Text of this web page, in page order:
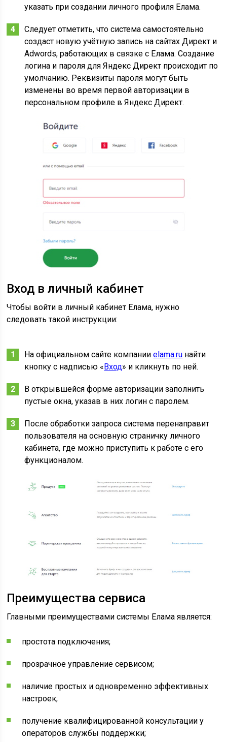
указать при создании личного профиля Елама.
Следует отметить, что система самостоятельно
создаст новую учётную запись на сайтах Директ и
Adwords, работающих в связке с Елама. Создание
логина и пароля для Яндекс Директ происходит по
умолчанию. Реквизиты пароля могут быть
изменены во время первой авторизации в
персональном профиле в Яндекс Директ.
Вход в личный кабинет
Чтобы войти в личный кабинет Елама, нужно
следовать такой инструкции:
На официальном сайте компанииelama.ru найти
кнопку с надписью «Вход» и кликнуть по ней.
В открывшейся форме авторизации заполнить
пустые окна, указав в них логин с паролем.
После обработки запроса система перенаправит
пользователя на основную страничку личного
кабинета, где можно приступить к работе с его
функционалом.
Преимущества сервиса
Главными преимуществами системы Елама является:
простота подключения;
прозрачное управление сервисом;
наличие простых и одновременно эффективных
настроек;
получение квалифицированной консультации у
операторов службы поддержки;